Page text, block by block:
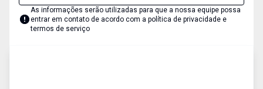
As informações serão utilizadas para que a nossa equipe possa
entrar em contato de acordo com a política de privacidade e
termos de serviço